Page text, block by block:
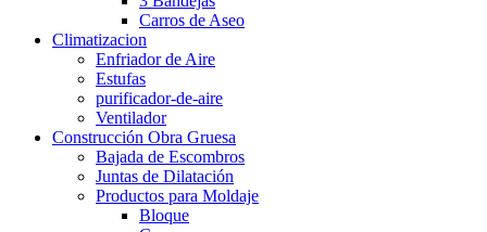
Carros de Aseo
Climatizacion
Enfriador de Aire
Estufas
purificador-de-aire
Ventilador
Construcción Obra Gruesa
Bajada de Escombros
Juntas de Dilatación
Productos para Moldaje
Bloque